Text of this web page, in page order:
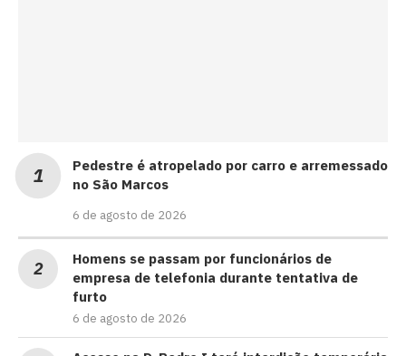
Pedestre é atropelado por carro e arremessado
no São Marcos
6 de agosto de 2026
Homens se passam por funcionários de
empresa de telefonia durante tentativa de
furto
6 de agosto de 2026